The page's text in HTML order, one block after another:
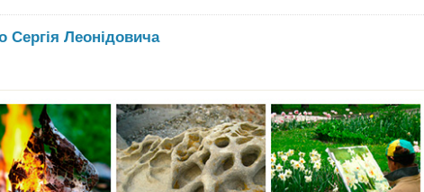
Сергія Леонідовича